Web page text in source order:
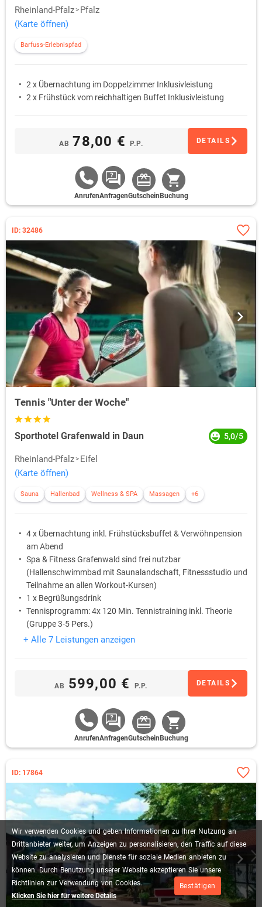
Wir verwenden Cookies und geben Informationen zu Ihrer Nutzung an
Drittanbieter weiter, um Anzeigen zu personalisieren, den Traffic auf diese
Website zu analysieren und Dienste für soziale Medien anbieten zu
können. Durch Benutzung unserer Website akzeptieren Sie unsere
Richtlinien zur Verwendung von Cookies.
Klicken Sie hier für weitere Details
Bestätigen
Rheinland-Pfalz
Pfalz
(Karte öffnen)
Barfuss-Erlebnispfad
2 x Übernachtung im Doppelzimmer Inklusivleistung
2 x Frühstück vom reichhaltigen Buffet Inklusivleistung
AB 78,00 € P.P. DETAILS
AnrufenAnfragenGutschein Buchung
ID: 32486
Tennis "Unter der Woche"
Sporthotel Grafenwald in Daun 5,0/5
Rheinland-Pfalz
Eifel
(Karte öffnen)
Sauna Hallenbad Wellness & SPA Massagen +6
4 x Übernachtung inkl. Frühstücksbuffet & Verwöhnpension
am Abend
Spa & Fitness Grafenwald sind frei nutzbar
(Hallenschwimmbad mit Saunalandschaft, Fitnessstudio und
Teilnahme an allen Workout-Kursen)
1 x Begrüßungsdrink
Tennisprogramm: 4x 120 Min. Tennistraining inkl. Theorie
(Gruppe 3-5 Pers.)
oder 3x 120 Min. Tennistraining inkl. Theorie (2er Gruppe)
+ Alle 7 Leistungen anzeigen
AB 599,00 € P.P. DETAILS
AnrufenAnfragenGutschein Buchung
ID: 17864